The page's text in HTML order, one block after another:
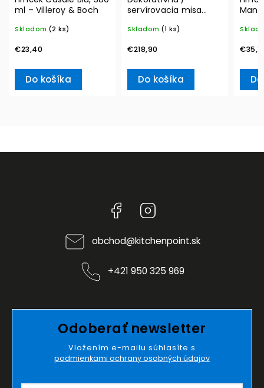
ml – Villeroy & Boch
Skladom (2 ks)
€23,40
Do košíka
servírovacia misa
Villeroy & Boch
Skladom (1 ks)
€218,90
Do košíka
Boch
Facebook
obchod@kitchenpoint.sk
+421 950 325 969
Odoberať newsletter
Vložením e-mailu súhlasíte s
podmienkami ochrany osobných údajov